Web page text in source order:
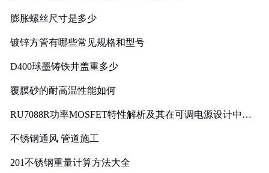
膨胀螺丝尺寸是多少
镀锌方管有哪些常见规格和型号
D400球墨铸铁井盖重多少
覆膜砂的耐高温性能如何
RU7088R功率MOSFET特性解析及其在可调电源设计中的
不锈钢通风 管道施工
201不锈钢重量计算方法大全